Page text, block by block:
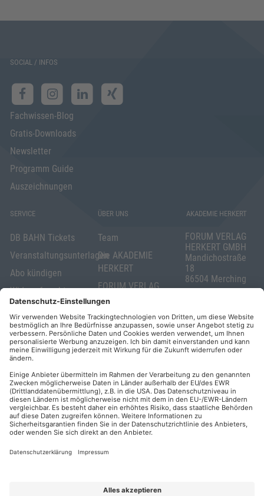
SOCIAL / INFOS
Fachwissen-Blog
Gratis-Downloads
Newsletter
Programm Guide
Auszeichnungen
SERVICE
DB BAHN Tickets
Veranstaltungsunterlagen
Abo kündigen
Widerrufsrecht
für Verbraucher
Elektronischer
Geschäftsverkehr
Barrierefreiheit
ÜBER UNS
Team
Die AKADEMIE
HERKERT
FORUM VERLAG
HERKERT
Kontakt
AKADEMIE HERKERT
FORUM VERLAG
HERKERT GMBH
Mandichostraße
18
86504 Merching
Telefax: +49
(0)8233 381-222
E-Mail:
Zahlung per
Rechnung
Impressum